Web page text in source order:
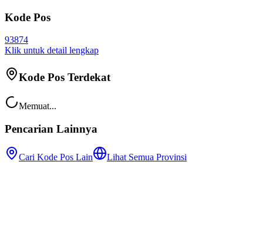
Kode Pos
93874
Klik untuk detail lengkap
Kode Pos Terdekat
Memuat...
Pencarian Lainnya
Cari Kode Pos Lain Lihat Semua Provinsi